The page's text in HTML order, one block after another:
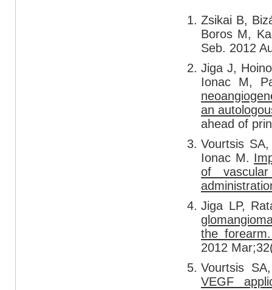
Zsikai B,
Boros M,
Seb. 2012
Jiga J,
Ionac M,
an
ahead of
Vourtsis
Ionac M.
of
Jiga LP,
the
2012
Vourtsis
VEGF